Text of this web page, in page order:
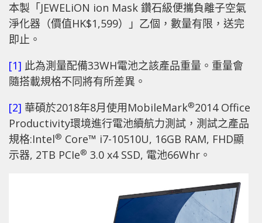
本製「JEWELiON ion Mask 鑽石級便攜負離子空氣
淨化器（價值HK$1,599）」乙個，數量有限，送完
即止。
[1] 此為測量配備33WH電池之該產品重量。重量會
隨搭載規格不同將有所差異。
[2] 華碩於2018年8月使用MobileMark®2014 Office
Productivity環境進行電池續航力測試，測試之產品
規格:Intel® Core™ i7-10510U, 16GB RAM, FHD顯
示器, 2TB PCIe® 3.0 x4 SSD, 電池66Whr。